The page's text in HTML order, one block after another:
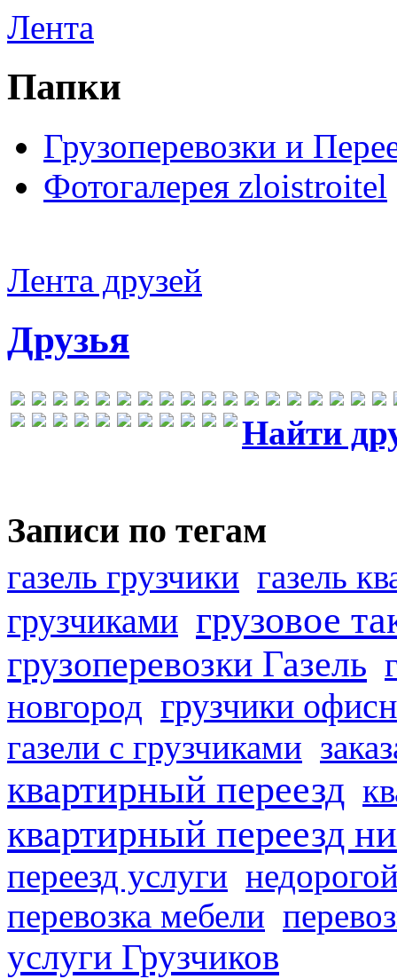
Лента
Папки
Грузоперевозки и
Фотогалерея zloistroitel
Лента друзей
Друзья
Найти
Записи по тегам
газель грузчики газель
грузчиками грузовое
грузоперевозки Газель
новгород грузчики
газели с грузчиками
квартирный переезд
квартирный переезд
переезд услуги
перевозка мебели
услуги Грузчиков